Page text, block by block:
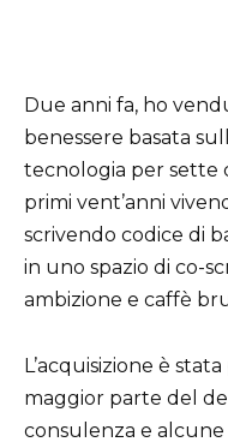
Due anni fa, ho
benessere basata
tecnologia per sette
primi vent’anni
scrivendo codice di
in uno spazio di co-
ambizione e caffè
L’acquisizione è
maggior parte del
consulenza e